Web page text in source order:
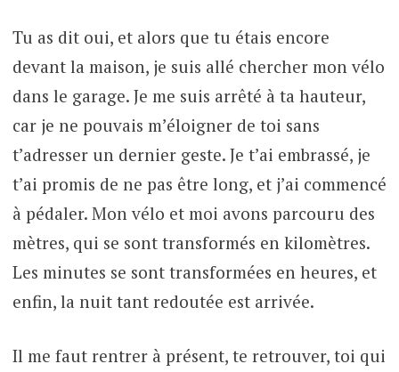
Tu as dit oui, et alors que tu étais encore
devant la maison, je suis allé chercher mon vélo
dans le garage. Je me suis arrêté à ta hauteur,
car je ne pouvais m’éloigner de toi sans
t’adresser un dernier geste. Je t’ai embrassé, je
t’ai promis de ne pas être long, et j’ai commencé
à pédaler. Mon vélo et moi avons parcouru des
mètres, qui se sont transformés en kilomètres.
Les minutes se sont transformées en heures, et
enfin, la nuit tant redoutée est arrivée.
Il me faut rentrer à présent, te retrouver, toi qui